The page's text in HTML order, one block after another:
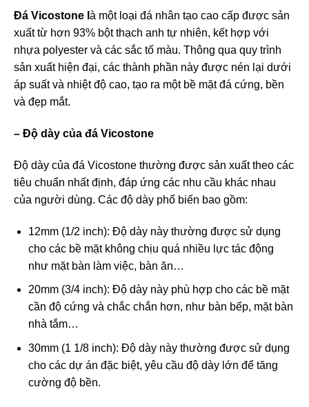
Đá Vicostone l à một loại đá nhân tạo cao cấp được sản
xuất từ hơn 93% bột thạch anh tự nhiên, kết hợp với
nhựa polyester và các sắc tố màu. Thông qua quy trình
sản xuất hiện đại, các thành phần này được nén lại dưới
áp suất và nhiệt độ cao, tạo ra một bề mặt đá cứng, bền
và đẹp mắt.
– Độ dày của đá Vicostone
Độ dày của đá Vicostone thường được sản xuất theo các
tiêu chuẩn nhất định, đáp ứng các nhu cầu khác nhau
của người dùng. Các độ dày phổ biến bao gồm:
12mm (1/2 inch): Độ dày này thường được sử dụng
cho các bề mặt không chịu quá nhiều lực tác động
như mặt bàn làm việc, bàn ăn…
20mm (3/4 inch): Độ dày này phù hợp cho các bề mặt
cần độ cứng và chắc chắn hơn, như bàn bếp, mặt bàn
nhà tắm…
30mm (1 1/8 inch): Độ dày này thường được sử dụng
cho các dự án đặc biệt, yêu cầu độ dày lớn để tăng
cường độ bền.